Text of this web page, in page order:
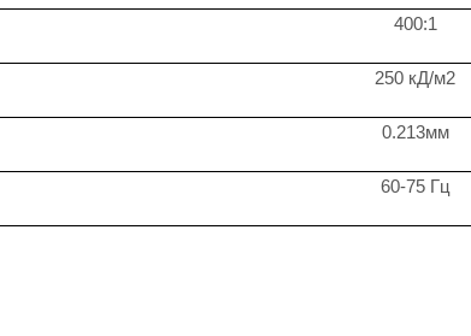
400:1
250 кД/м2
0.213мм
60-75 Гц